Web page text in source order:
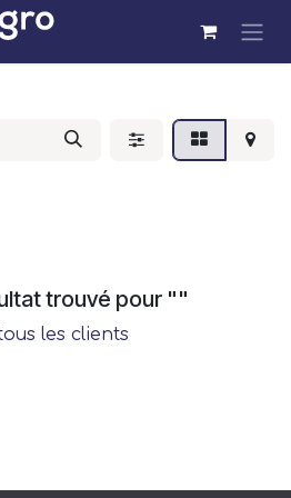
trouvé pour ""
les clients